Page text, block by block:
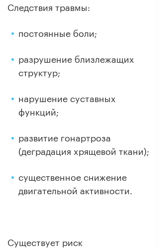
Следствия травмы:
постоянные боли;
разрушение близлежащих
структур;
нарушение суставных
функций;
развитие гонартроза
(деградация хрящевой ткани);
существенное снижение
двигательной активности.
Существует риск